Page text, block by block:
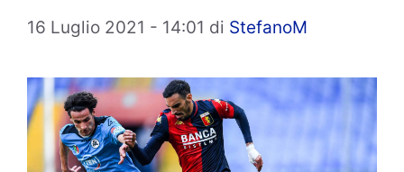
16 Luglio 2021 - 14:01 di StefanoM